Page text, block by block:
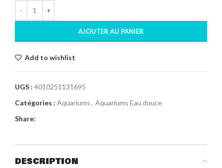
AJOUTER AU PANIER
Add to wishlist
UGS : 4010251131695
Catégories : Aquariums, Aquariums Eau douce
Share:
DESCRIPTION